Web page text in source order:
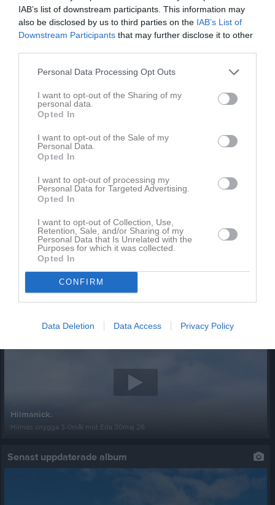
IAB’s list of downstream participants. This information may
also be disclosed by us to third parties on the IAB’s List of
Downstream Participants that may further disclose it to other
Personal Data Processing Opt Outs
I want to opt-out of the Sharing of my
personal data.
Opted In
I want to opt-out of the Sale of my
Personal Data.
Opted In
I want to opt-out of processing my
Personal Data for Targeted Advertising.
Opted In
I want to opt-out of Collection, Use,
Retention, Sale, and/or Sharing of my
Personal Data that Is Unrelated with the
Purposes for which it was collected.
Opted In
CONFIRM
Data Deletion Data Access Privacy Policy
A-lag Damer 27 jun 0
Visa fler nyheter
Senast uppladdade video
Hilmanick.
Hilmas snygga 3-0mål mot Eda 30maj 26
Senast uppdaterade album